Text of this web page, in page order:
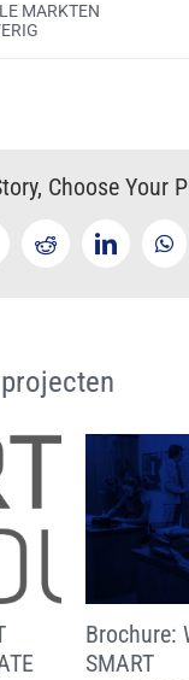
MARKTEN
Choose Your
RedditLinkedIn
Brochure:
SMART